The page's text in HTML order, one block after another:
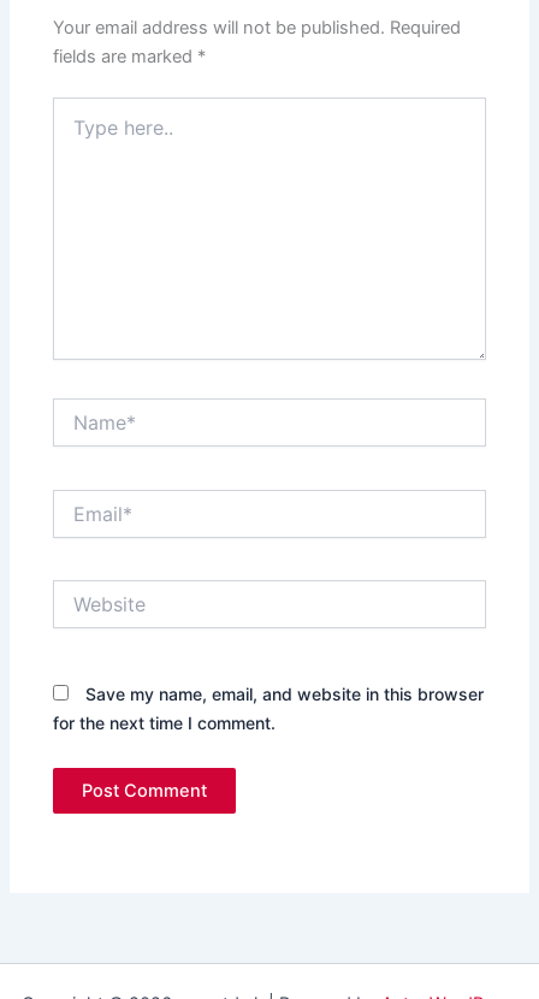
Your email address will not be published. Required
fields are marked *
here..
Save my name, email, and website in this browser
for the next time I comment.